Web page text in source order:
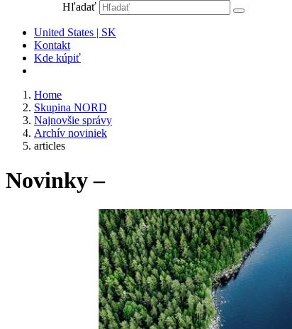
Hľadať
United States | SK
Kontakt
Kde kúpiť
Home
Skupina NORD
Najnovšie správy
Archív noviniek
articles
Novinky –